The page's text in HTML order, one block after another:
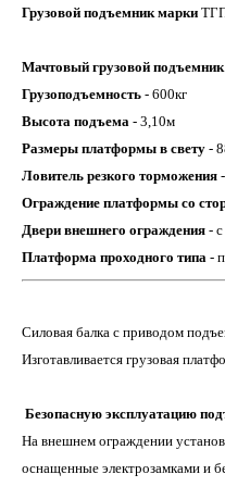
Грузовой подъемник марки
Мачтовый грузовой подъемник
Грузоподъемность - 600кг
Высота подъема - 3,10м
Размеры платформы в свету -
Ловитель резкого торможения
Ограждение платформы со
Двери внешнего ограждения -
Платформа проходного типа -
Силовая балка с приводом
Изготавливается грузовая
Безопасную эксплуатацию
На внешнем ограждении
оснащенные электрозамками и